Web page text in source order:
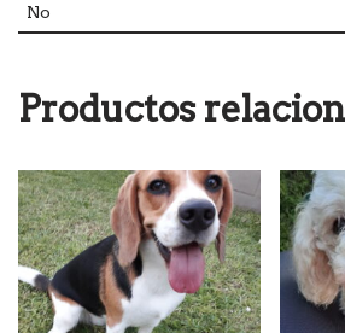
No
Productos